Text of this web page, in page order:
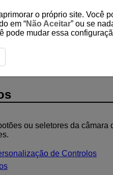
ou seletores da câmara
de Controlos
o próprio site. Você
em “Não Aceitar” ou se
pode mudar essa